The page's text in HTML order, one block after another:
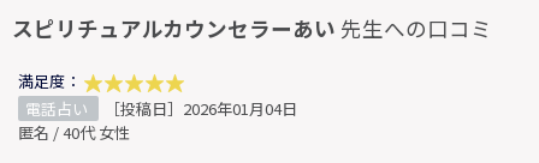
スピリチュアルカウンセラーあい 先生への口コミ
満足度：
電話占い
［投稿日］2026年01月04日
匿名 / 40代 女性